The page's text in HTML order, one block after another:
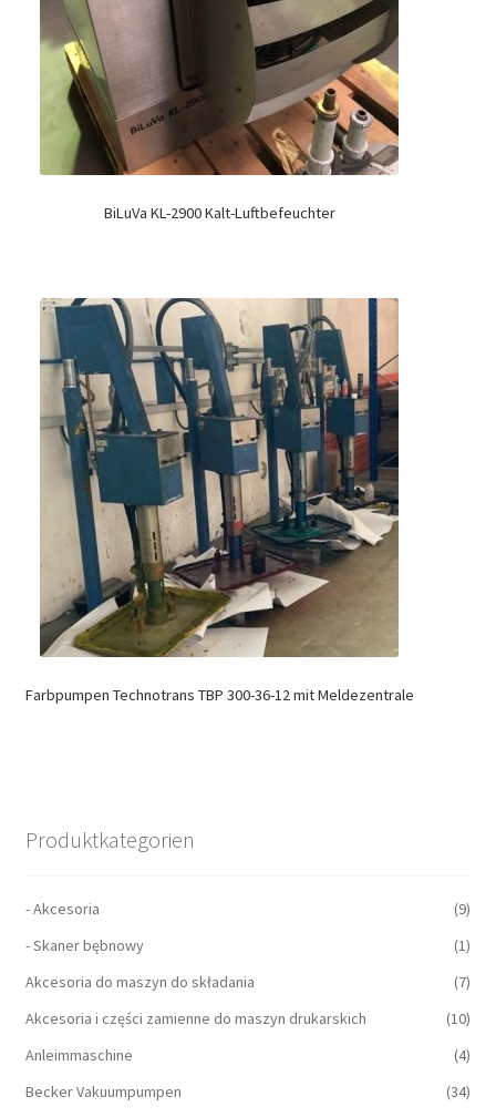
BiLuVa KL-2900 Kalt-Luftbefeuchter
Farbpumpen Technotrans TBP 300-36-12 mit Meldezentrale
Produktkategorien
- Akcesoria
(9)
- Skaner bębnowy
(1)
Akcesoria do maszyn do składania
(7)
Akcesoria i części zamienne do maszyn drukarskich
(10)
Anleimmaschine
(4)
Becker Vakuumpumpen
(34)